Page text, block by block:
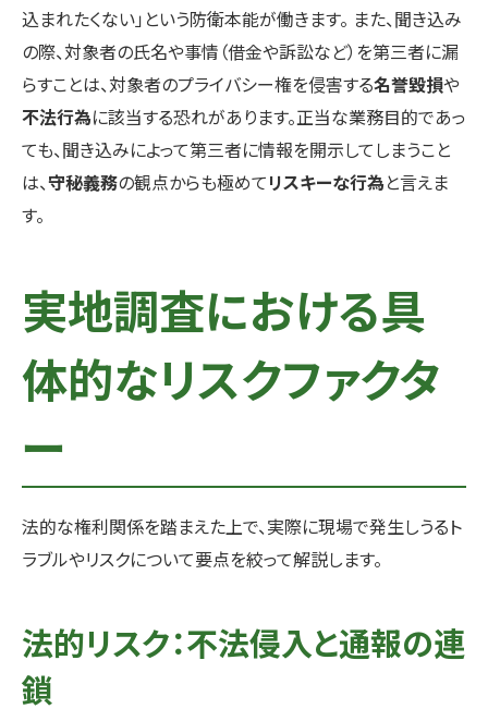
込まれたくない」という防衛本能が働きます。 また、聞き込み
の際、対象者の氏名や事情（借金や訴訟など）を第三者に漏
らすことは、対象者のプライバシー権を侵害する名誉毀損や
不法行為に該当する恐れがあります。正当な業務目的であっ
ても、聞き込みによって第三者に情報を開示してしまうこと
は、守秘義務の観点からも極めてリスキーな行為と言えま
す。
実地調査における具
体的なリスクファクタ
ー
法的な権利関係を踏まえた上で、実際に現場で発生しうるト
ラブルやリスクについて要点を絞って解説します。
法的リスク：不法侵入と通報の連
鎖